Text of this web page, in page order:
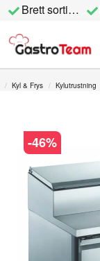
Brett sortiment
Kyl & Frys Kylutrustning
-46%